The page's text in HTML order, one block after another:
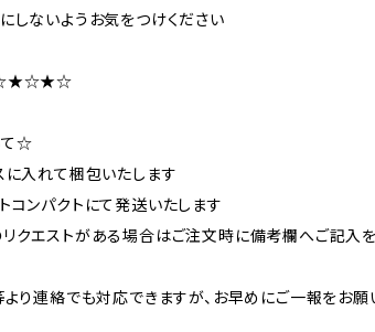
しないようお気をつけください
て☆
に入れて梱包いたします
コンパクトにて発送いたします
クエストがある場合はご注文時に備考欄へご記入
り連絡でも対応できますが、お早めにご一報をお願